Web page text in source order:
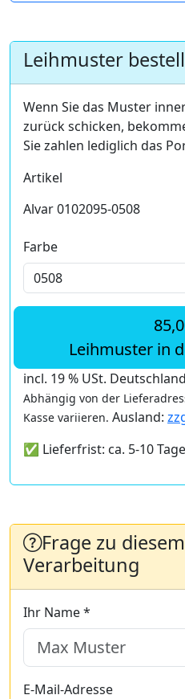
Leihmuster
Wenn Sie das Muster
zurück schicken,
Sie zahlen lediglich das
Artikel
Alvar 0102095-0508
Farbe
Leihmuster in
incl. 19 % USt. Deutschland
Abhängig von der
Kasse variieren. Ausland:
✅ Lieferfrist: ca. 5-10 Tage
Frage zu
Verarbeitung
Ihr Name *
E-Mail-Adresse